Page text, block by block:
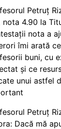
Petruț
nota 4.90 la
nota a
îmi arată
buni, cu
și ce
unui astfel
Petruț
Dacă mă